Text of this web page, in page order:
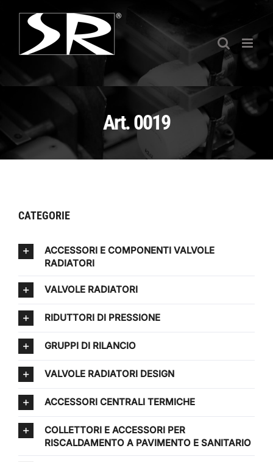
contenuto
Art. 0019
CATEGORIE
ACCESSORI E COMPONENTI VALVOLE
RADIATORI
VALVOLE RADIATORI
RIDUTTORI DI PRESSIONE
GRUPPI DI RILANCIO
VALVOLE RADIATORI DESIGN
ACCESSORI CENTRALI TERMICHE
COLLETTORI E ACCESSORI PER
RISCALDAMENTO A PAVIMENTO E SANITARIO